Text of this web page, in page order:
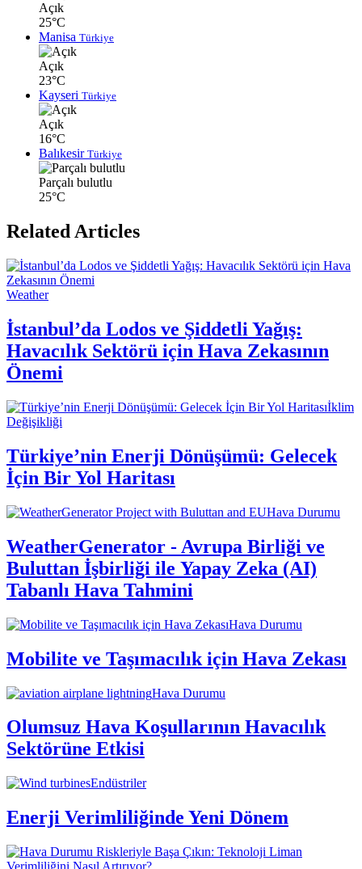
Açık
25°C
Manisa Türkiye
Açık
23°C
Kayseri Türkiye
Açık
16°C
Balıkesir Türkiye
Parçalı bulutlu
25°C
Related Articles
Weather
İstanbul’da Lodos ve Şiddetli Yağış:
Havacılık Sektörü için Hava Zekasının
Önemi
İklim
Değişikliği
Türkiye’nin Enerji Dönüşümü: Gelecek
İçin Bir Yol Haritası
Hava Durumu
WeatherGenerator - Avrupa Birliği ve
Buluttan İşbirliği ile Yapay Zeka (AI)
Tabanlı Hava Tahmini
Hava Durumu
Mobilite ve Taşımacılık için Hava Zekası
Hava Durumu
Olumsuz Hava Koşullarının Havacılık
Sektörüne Etkisi
Endüstriler
Enerji Verimliliğinde Yeni Dönem